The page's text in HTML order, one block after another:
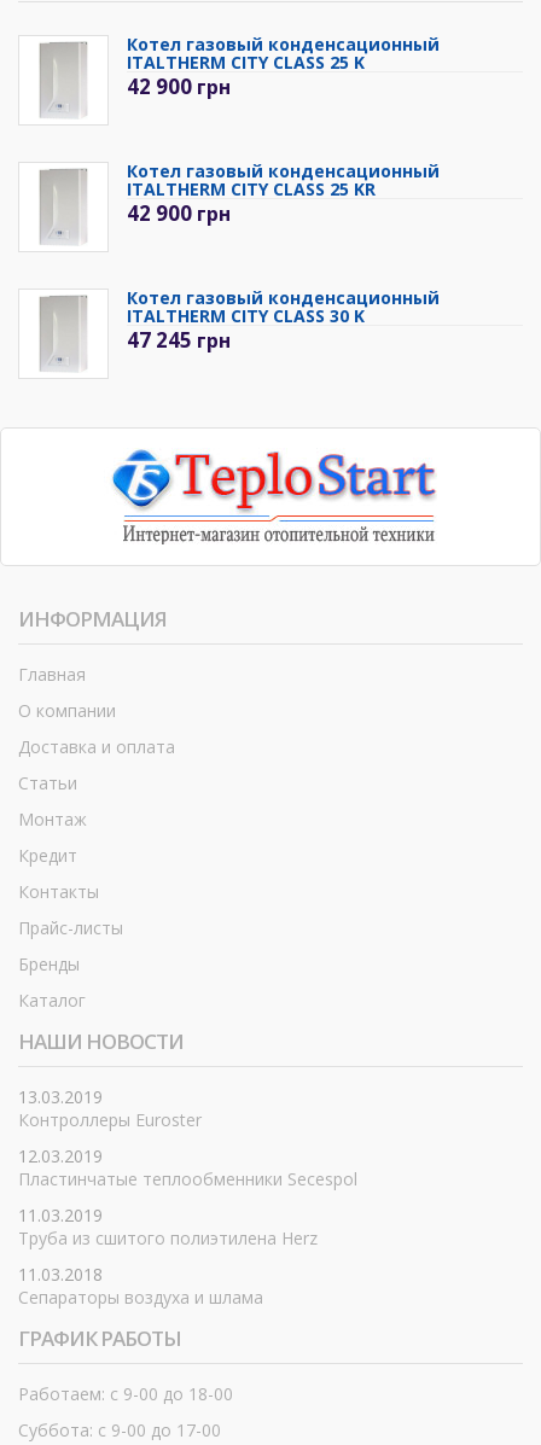
Котел газовый конденсационный
ITALTHERM CITY CLASS 25 K
42 900 грн
Котел газовый конденсационный
ITALTHERM CITY CLASS 25 KR
42 900 грн
Котел газовый конденсационный
ITALTHERM CITY CLASS 30 K
47 245 грн
ИНФОРМАЦИЯ
Главная
О компании
Доставка и оплата
Статьи
Монтаж
Кредит
Контакты
Прайс-листы
Бренды
Каталог
НАШИ НОВОСТИ
13.03.2019
Контроллеры Euroster
12.03.2019
Пластинчатые теплообменники Secespol
11.03.2019
Труба из сшитого полиэтилена Herz
11.03.2018
Сепараторы воздуха и шлама
ГРАФИК РАБОТЫ
Работаем: с 9-00 до 18-00
Суббота: с 9-00 до 17-00